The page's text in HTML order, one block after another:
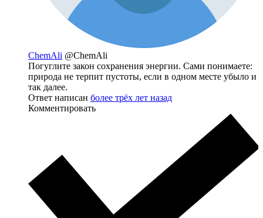
ChemAli @ChemAli
Погуглите закон сохранения энергии. Сами понимаете:
природа не терпит пустоты, если в одном месте убыло и
так далее.
Ответ написан более трёх лет назад
Комментировать